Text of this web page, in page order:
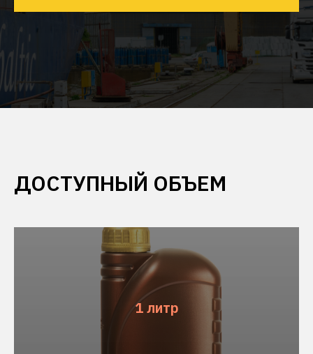
ДОСТУПНЫЙ ОБЪЕМ
1 литр